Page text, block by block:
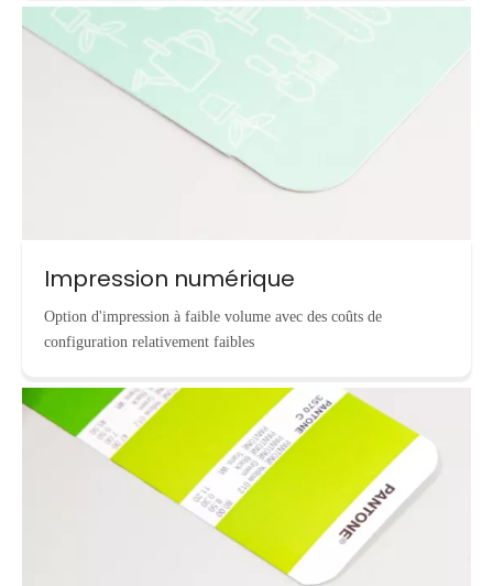
Impression numérique
Option d'impression à faible volume avec des coûts de
configuration relativement faibles